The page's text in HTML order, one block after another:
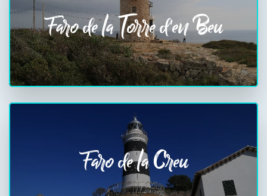
Faro de la Torre d'en Beu
Faro de la Creu